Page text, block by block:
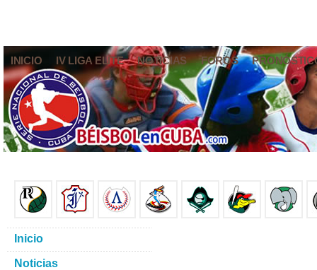
INICIO IV LIGA ELITE NOTICIAS FOROS
Inicio
Noticias